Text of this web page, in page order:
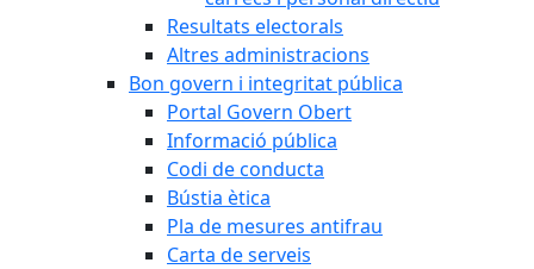
Resultats electorals
Altres administracions
Bon govern i integritat pública
Portal Govern Obert
Informació pública
Codi de conducta
Bústia ètica
Pla de mesures antifrau
Carta de serveis